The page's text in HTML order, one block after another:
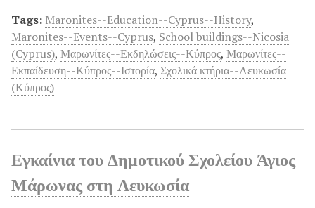
Tags: Maronites--Education--Cyprus--History,
Maronites--Events--Cyprus, School buildings--Nicosia
(Cyprus), Μαρωνίτες--Εκδηλώσεις--Κύπρος, Μαρωνίτες--
Εκπαίδευση--Κύπρος--Ιστορία, Σχολικά κτήρια--Λευκωσία
(Κύπρος)
Εγκαίνια του Δημοτικού Σχολείου Άγιος
Μάρωνας στη Λευκωσία